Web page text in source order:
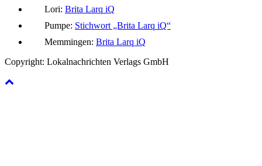
Lori: Brita Larq iQ
Pumpe: Stichwort „Brita Larq iQ“
Memmingen: Brita Larq iQ
Copyright: Lokalnachrichten Verlags GmbH